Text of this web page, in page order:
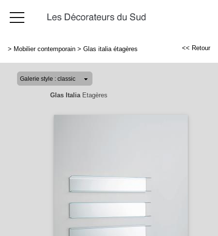
> Mobilier contemporain > Glas italia étagères << Retour
Glas ItaliaEtagères